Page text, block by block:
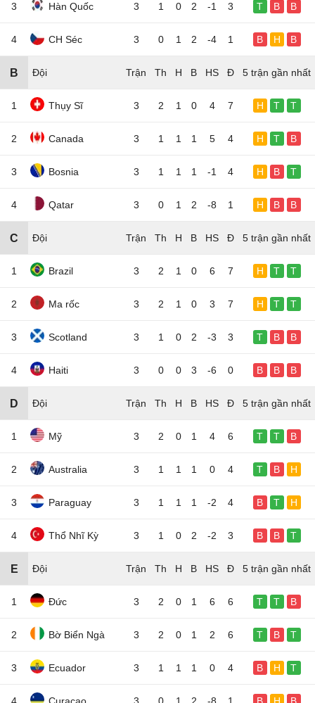
3 Hàn Quốc 3 1 0 2 -1 3 T B B
4 CH Séc 3 0 1 2 -4 1 B H B
B Đội 5 trận gần nhất
1 Thụy Sĩ 3 2 1 0 4 7 H T T
2 Canada 3 1 1 1 5 4 H T B
3 Bosnia 3 1 1 1 -1 4 H B T
4 Qatar 3 0 1 2 -8 1 H B B
C Đội 5 trận gần nhất
1 Brazil 3 2 1 0 6 7 H T T
2 Ma rốc 3 2 1 0 3 7 H T T
3 Scotland 3 1 0 2 -3 3 T B B
4 Haiti 3 0 0 3 -6 0 B B B
D Đội 5 trận gần nhất
1 Mỹ 3 2 0 1 4 6 T T B
2 Australia 3 1 1 1 0 4 T B H
3 Paraguay 3 1 1 1 -2 4 B T H
4 Thổ Nhĩ Kỳ 3 1 0 2 -2 3 B B T
E Đội 5 trận gần nhất
1 Đức 3 2 0 1 6 6 T T B
2 Bờ Biển Ngà 3 2 0 1 2 6 T B T
3 Ecuador 3 1 1 1 0 4 B H T